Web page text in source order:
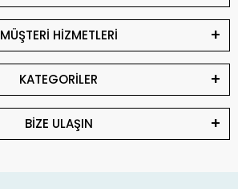
MÜŞTERİ HİZMETLERİ
KATEGORİLER
BİZE ULAŞIN